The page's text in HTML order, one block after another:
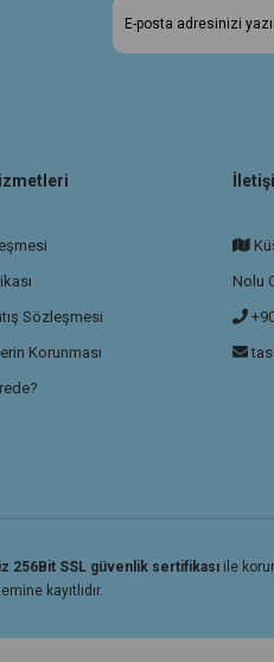
Sözleşmesi
Korunması
Nolu
256Bit SSL güvenlik sertifikası ile
kayıtlıdır.